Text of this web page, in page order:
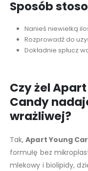
Sposób
Nanieś niewielką
Rozprowadź do
Dokładnie spłucz
Czy żel
Candy
wrażliwej?
Tak,Apart Young
formułę bez
mlekowy i biolipidy,